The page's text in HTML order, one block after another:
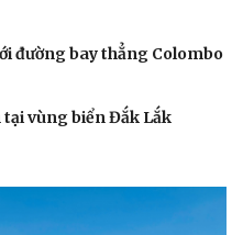
Nghệ sĩ
đường bay thẳng Colombo
vùng biển Đắk Lắk